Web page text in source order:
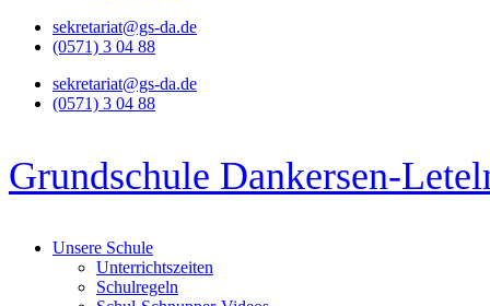
sekretariat@gs-da.de
(0571) 3 04 88
sekretariat@gs-da.de
(0571) 3 04 88
Grundschule Dankersen-
Unsere Schule
Unterrichtszeiten
Schulregeln